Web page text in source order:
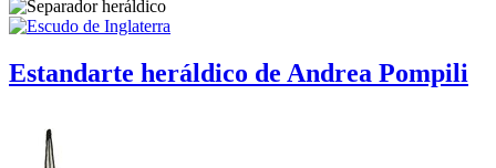
Estandarte heráldico de Andrea Pompili